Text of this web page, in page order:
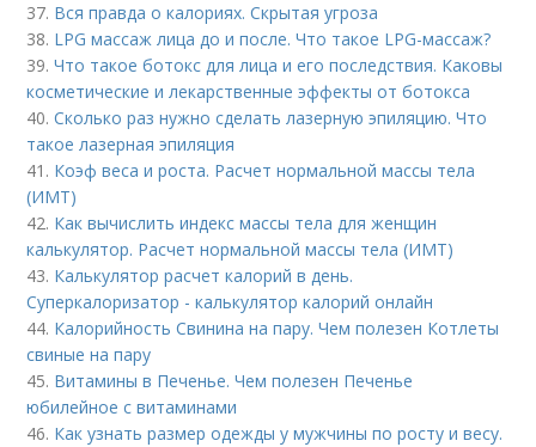
37. Вся правда о калориях. Скрытая угроза
38. LPG массаж лица до и после. Что такое LPG-массаж?
39.Что такое ботокс для лица и его последствия. Каковы
косметические и лекарственные эффекты от ботокса
40.Сколько раз нужно сделать лазерную эпиляцию. Что
такое лазерная эпиляция
41. Коэф веса и роста. Расчет нормальной массы тела
(ИМТ)
42. Как вычислить индекс массы тела для женщин
калькулятор. Расчет нормальной массы тела (ИМТ)
43. Калькулятор расчет калорий в день.
Суперкалоризатор - калькулятор калорий онлайн
44. Калорийность Свинина на пару. Чем полезен Котлеты
свиные на пару
45. Витамины в Печенье. Чем полезен Печенье
юбилейное с витаминами
46. Как узнать размер одежды у мужчины по росту и весу.